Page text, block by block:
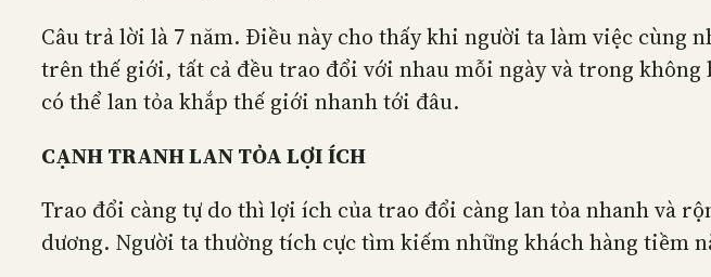
Câu trả lời là 7 năm. Điều này cho thấy khi người ta làm việc cùng
trên thế giới, tất cả đều trao đổi với nhau mỗi ngày và trong
có thể lan tỏa khắp thế giới nhanh tới đâu.
CẠNH TRANH LAN TỎA LỢI ÍCH
Trao đổi càng tự do thì lợi ích của trao đổi càng lan tỏa nhanh và
dương. Người ta thường tích cực tìm kiếm những khách hàng tiềm